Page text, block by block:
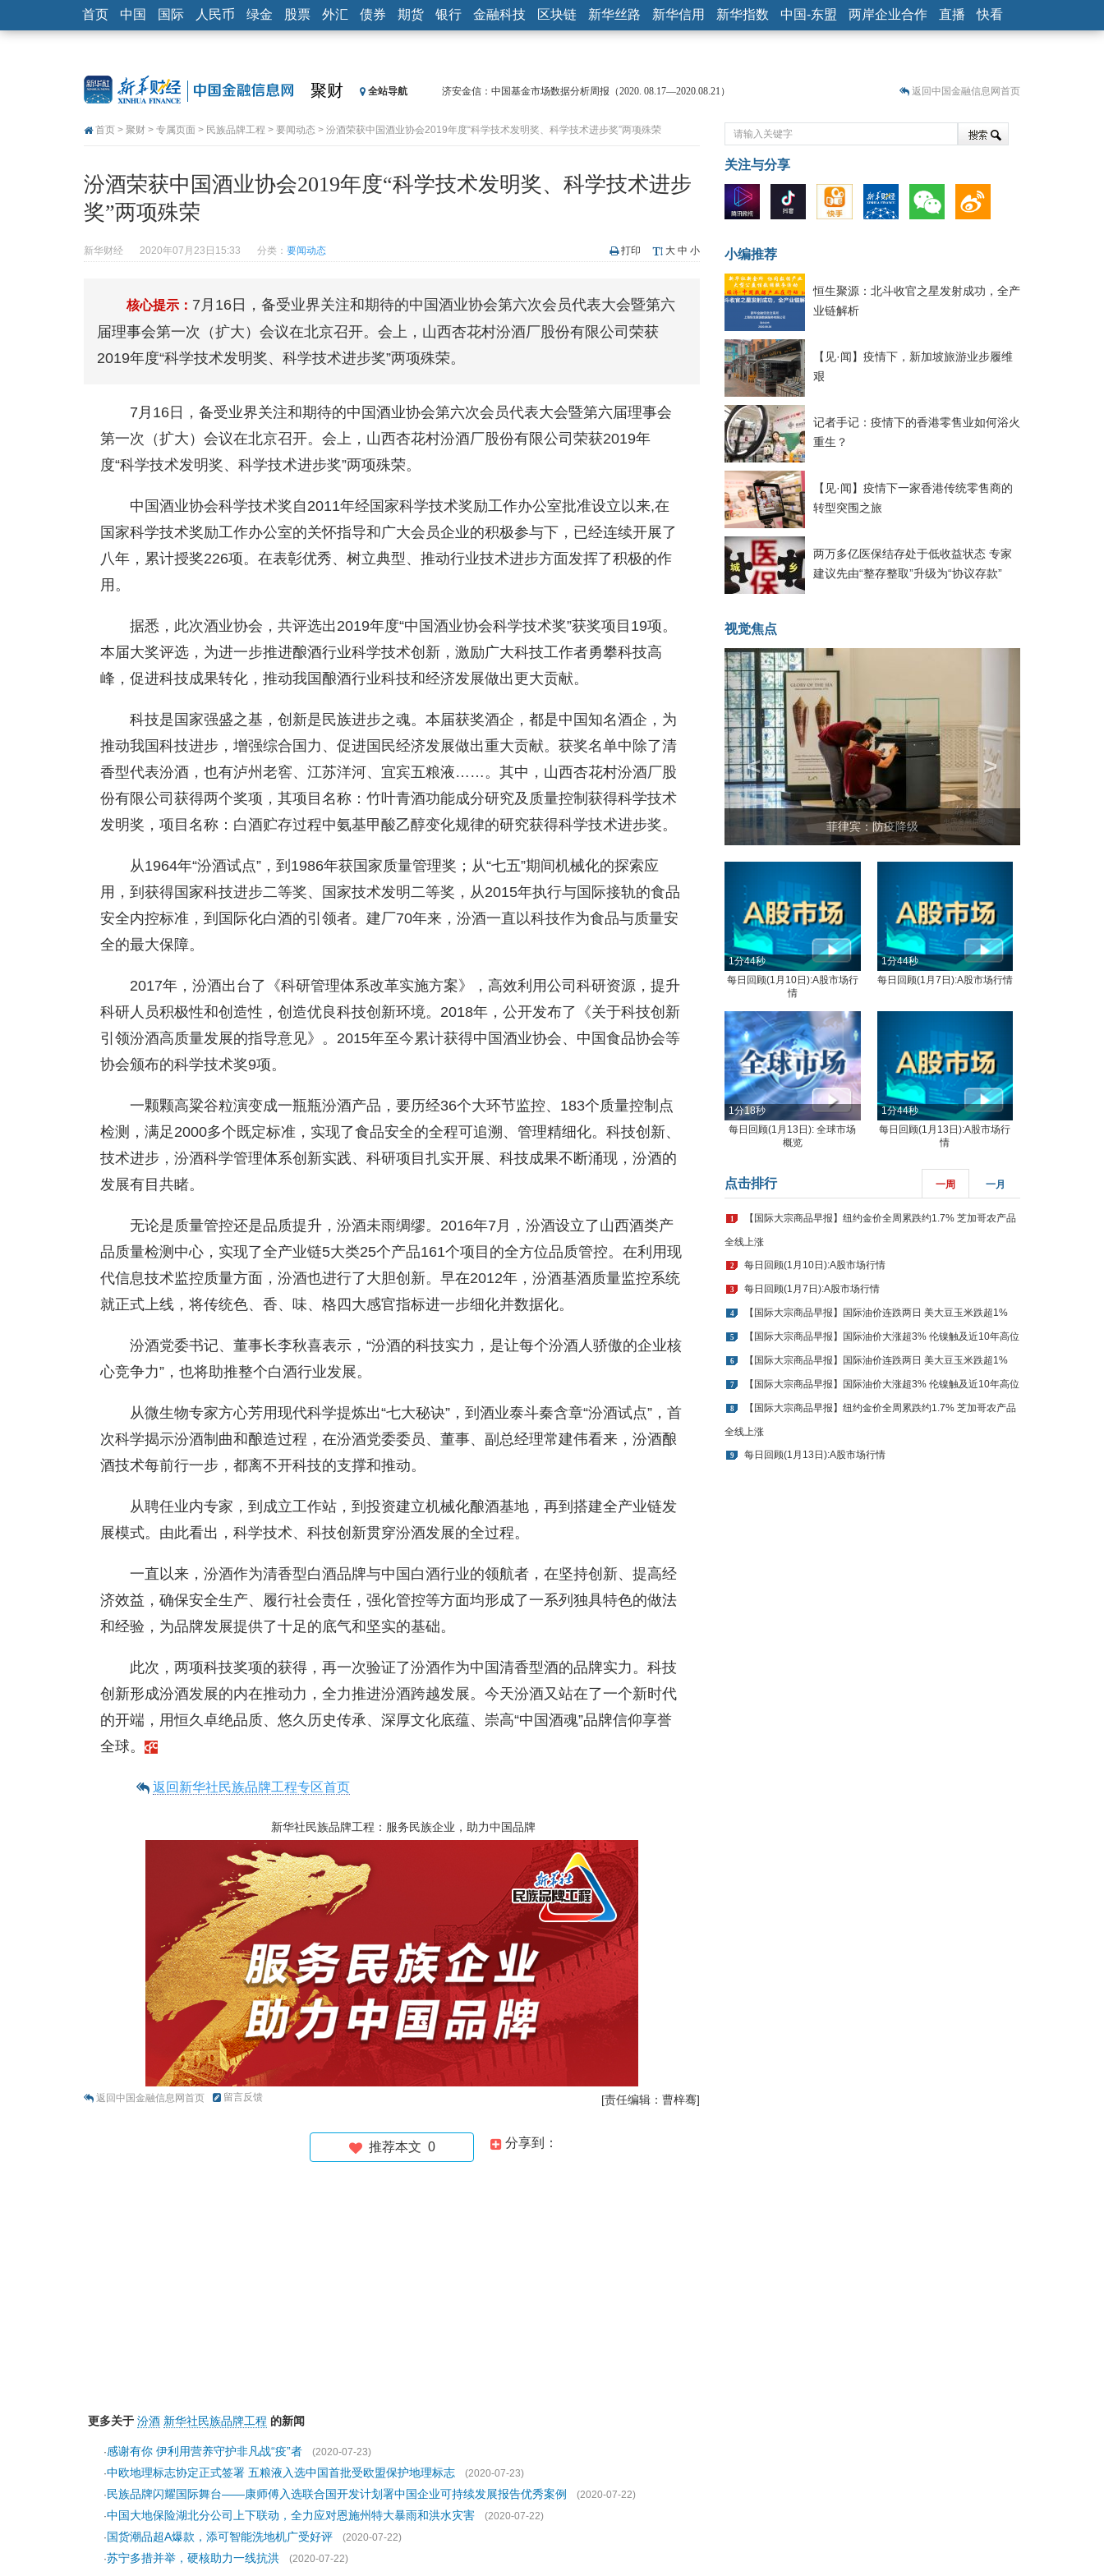
首页 中国 国际 人民币 绿金 股票 外汇 债券 期货 银行 金融科技 区块链 新华丝路 新华信用 新华指数 中国-东盟 两岸企业合作 直播 快看
聚财 全站导航
【见·闻】疫情下，新加坡旅游业步履维艰
【见·闻】疫情下一家香港传统零售商的转型突围之旅
济安金信：中国基金市场数据分析周报（2020. 07.27—2020.07.31）
【新华财经调查】同业存单、结构性存款玩起“跷跷板” 结构性失衡藏
在“隐秘的角落”
央行公开市场净投放300亿元 短端资金利率明显下行
恒生聚源：北斗收官之星发射成功，全产业链解析
济安金信：中国基金市场数据分析周报（2020. 08.17—2020.08.21）
返回中国金融信息网首页
首页 > 聚财 > 专属页面 > 民族品牌工程 > 要闻动态 > 汾酒荣获中国酒业协会2019年度“科学技术发明奖、科学技术进步奖”两项殊荣
汾酒荣获中国酒业协会2019年度“科学技术发明奖、科学技术进步
奖”两项殊荣
新华财经 2020年07月23日15:33 分类： 要闻动态 打印 大 中 小
核心提示： 7月16日，备受业界关注和期待的中国酒业协会第六次会员代表大会暨第六
届理事会第一次（扩大）会议在北京召开。会上，山西杏花村汾酒厂股份有限公司荣获
2019年度“科学技术发明奖、科学技术进步奖”两项殊荣。
7月16日，备受业界关注和期待的中国酒业协会第六次会员代表大会暨第六届理事会
第一次（扩大）会议在北京召开。会上，山西杏花村汾酒厂股份有限公司荣获2019年
度“科学技术发明奖、科学技术进步奖”两项殊荣。
中国酒业协会科学技术奖自2011年经国家科学技术奖励工作办公室批准设立以来,在
国家科学技术奖励工作办公室的关怀指导和广大会员企业的积极参与下，已经连续开展了
八年，累计授奖226项。在表彰优秀、树立典型、推动行业技术进步方面发挥了积极的作
用。
据悉，此次酒业协会，共评选出2019年度“中国酒业协会科学技术奖”获奖项目19项。
本届大奖评选，为进一步推进酿酒行业科学技术创新，激励广大科技工作者勇攀科技高
峰，促进科技成果转化，推动我国酿酒行业科技和经济发展做出更大贡献。
科技是国家强盛之基，创新是民族进步之魂。本届获奖酒企，都是中国知名酒企，为
推动我国科技进步，增强综合国力、促进国民经济发展做出重大贡献。获奖名单中除了清
香型代表汾酒，也有泸州老窖、江苏洋河、宜宾五粮液……。其中，山西杏花村汾酒厂股
份有限公司获得两个奖项，其项目名称：竹叶青酒功能成分研究及质量控制获得科学技术
发明奖，项目名称：白酒贮存过程中氨基甲酸乙醇变化规律的研究获得科学技术进步奖。
从1964年“汾酒试点”，到1986年获国家质量管理奖；从“七五”期间机械化的探索应
用，到获得国家科技进步二等奖、国家技术发明二等奖，从2015年执行与国际接轨的食品
安全内控标准，到国际化白酒的引领者。建厂70年来，汾酒一直以科技作为食品与质量安
全的最大保障。
2017年，汾酒出台了《科研管理体系改革实施方案》，高效利用公司科研资源，提升
科研人员积极性和创造性，创造优良科技创新环境。2018年，公开发布了《关于科技创新
引领汾酒高质量发展的指导意见》。2015年至今累计获得中国酒业协会、中国食品协会等
协会颁布的科学技术奖9项。
一颗颗高粱谷粒演变成一瓶瓶汾酒产品，要历经36个大环节监控、183个质量控制点
检测，满足2000多个既定标准，实现了食品安全的全程可追溯、管理精细化。科技创新、
技术进步，汾酒科学管理体系创新实践、科研项目扎实开展、科技成果不断涌现，汾酒的
发展有目共睹。
无论是质量管控还是品质提升，汾酒未雨绸缪。2016年7月，汾酒设立了山西酒类产
品质量检测中心，实现了全产业链5大类25个产品161个项目的全方位品质管控。在利用现
代信息技术监控质量方面，汾酒也进行了大胆创新。早在2012年，汾酒基酒质量监控系统
就正式上线，将传统色、香、味、格四大感官指标进一步细化并数据化。
汾酒党委书记、董事长李秋喜表示，“汾酒的科技实力，是让每个汾酒人骄傲的企业核
心竞争力”，也将助推整个白酒行业发展。
从微生物专家方心芳用现代科学提炼出“七大秘诀”，到酒业泰斗秦含章“汾酒试点”，首
次科学揭示汾酒制曲和酿造过程，在汾酒党委委员、董事、副总经理常建伟看来，汾酒酿
酒技术每前行一步，都离不开科技的支撑和推动。
从聘任业内专家，到成立工作站，到投资建立机械化酿酒基地，再到搭建全产业链发
展模式。由此看出，科学技术、科技创新贯穿汾酒发展的全过程。
一直以来，汾酒作为清香型白酒品牌与中国白酒行业的领航者，在坚持创新、提高经
济效益，确保安全生产、履行社会责任，强化管控等方面均形成了一系列独具特色的做法
和经验，为品牌发展提供了十足的底气和坚实的基础。
此次，两项科技奖项的获得，再一次验证了汾酒作为中国清香型酒的品牌实力。科技
创新形成汾酒发展的内在推动力，全力推进汾酒跨越发展。今天汾酒又站在了一个新时代
的开端，用恒久卓绝品质、悠久历史传承、深厚文化底蕴、崇高“中国酒魂”品牌信仰享誉
全球。
返回新华社民族品牌工程专区首页
新华社民族品牌工程：服务民族企业，助力中国品牌
返回中国金融信息网首页 留言反馈 [责任编辑：曹梓骞]
分享到：
推荐本文 0
更多关于 汾酒 新华社民族品牌工程 的新闻
·感谢有你 伊利用营养守护非凡战“疫”者
(2020-07-23)
·中欧地理标志协定正式签署 五粮液入选中国首批受欧盟保护地理标志
(2020-07-23)
· 民族品牌闪耀国际舞台——康师傅入选联合国开发计划署中国企业可持续发展报告优秀案例
(2020-07-22)
·中国大地保险湖北分公司上下联动，全力应对恩施州特大暴雨和洪水灾害
(2020-07-22)
·国货潮品超A爆款，添可智能洗地机广受好评
(2020-07-22)
·苏宁多措并举，硬核助力一线抗洪 (2020-07-22)
关注与分享
小编推荐
恒生聚源：北斗收官之星发射成功，全产
业链解析
【见·闻】疫情下，新加坡旅游业步履维
艰
记者手记：疫情下的香港零售业如何浴火
重生？
【见·闻】疫情下一家香港传统零售商的
转型突围之旅
两万多亿医保结存处于低收益状态 专家
建议先由“整存整取”升级为“协议存款”
视觉焦点
菲律宾：防疫降级
坐上火车看老挝
< >
1分44秒
每日回顾(1月10日):A股市场行
情
1分44秒
每日回顾(1月7日):A股市场行情
1分18秒
每日回顾(1月13日): 全球市场
概览
1分44秒
每日回顾(1月13日):A股市场行
情
点击排行 一周 一月
1 【国际大宗商品早报】纽约金价全周累跌约1.7% 芝加哥农产品
全线上涨
2 每日回顾(1月10日):A股市场行情
3 每日回顾(1月7日):A股市场行情
4 【国际大宗商品早报】国际油价连跌两日 美大豆玉米跌超1%
5 【国际大宗商品早报】国际油价大涨超3% 伦镍触及近10年高位
6 【国际大宗商品早报】国际油价连跌两日 美大豆玉米跌超1%
7 【国际大宗商品早报】国际油价大涨超3% 伦镍触及近10年高位
8 【国际大宗商品早报】纽约金价全周累跌约1.7% 芝加哥农产品
全线上涨
9 每日回顾(1月13日):A股市场行情